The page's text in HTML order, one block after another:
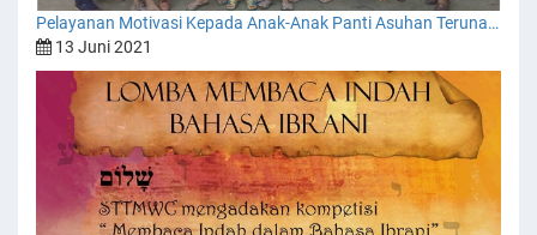
Pelayanan Motivasi Kepada Anak-Anak Panti Asuhan Teruna Harapan
13 Juni 2021